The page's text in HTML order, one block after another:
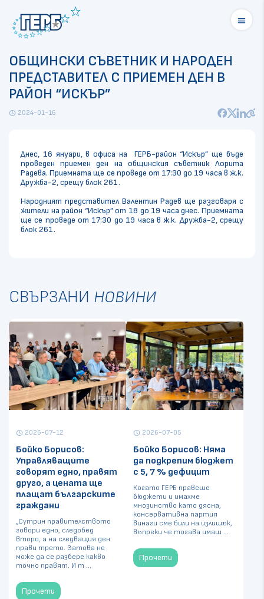
menu
ОБЩИНСКИ СЪВЕТНИК И НАРОДЕН
ПРЕДСТАВИТЕЛ С ПРИЕМЕН ДЕН В
РАЙОН “ИСКЪР”
schedule 2024-01-16
Днес, 16 януари, в офиса на ГЕРБ-район “Искър” ще бъде
проведен приемен ден на общинския съветник Лорита
Радева. Приемната ще се проведе от 17:30 до 19 часа в ж.к.
Дружба-2, срещу блок 261.
Народният представител Валентин Радев ще разговаря с
жители на район “Искър” от 18 до 19 часа днес. Приемната
ще се проведе от 17:30 до 19 часа в ж.к. Дружба-2, срещу
блок 261.
СВЪРЗАНИ НОВИНИ
schedule 2026-07-12
Бойко Борисов:
Управляващите
говорят едно, правят
друго, а цената ще
плащат българските
граждани
„Сутрин правителството
говори едно, следобед
второ, а на следващия ден
прави трето. Затова не
може да се разбере какво
точно правят. И т ...
Прочети
schedule 2026-07-05
Бойко Борисов: Няма
да подкрепим бюджет
с 5, 7 % дефицит
Когато ГЕРБ правеше
бюджети и имахме
мнозинство като дясна,
консервативна партия
винаги сме били на излишък,
въпреки че тогава имаш ...
Прочети